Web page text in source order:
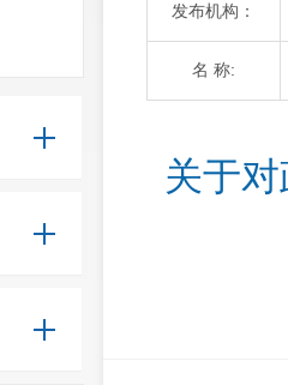
发布机构：
名 称:
关于